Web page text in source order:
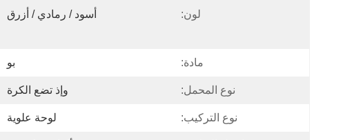
لون: أسود / رمادي / أزرق
مادة: بو
نوع المحمل: وإذ تضع الكرة
نوع التركيب: لوحة علوية